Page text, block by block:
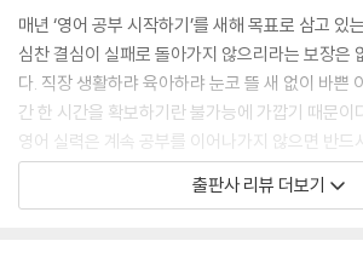
나가며
감사의 글
---「〈들어가며〉」중에서
구글 코리아에 입사한 뒤 몇 해 지나지 않았을 때
니케이션 팀에 있었고, 옆 팀 부서장에게 업무 협조
런 업무를 해야 하는데 당신네 팀에서 이 일을 맡
었어요. 저는 별생각 없이 습관적으로 ‘Can you’
부를 물어보았죠. “Can you finalize our
l design concept by next Friday?(다음 주 금
매년 ‘영어 공부 시작하기’를 새해 목표로 삼고 있
심찬 결심이 실패로 돌아가지 않으리라는 보장은
다. 직장 생활하랴 육아하랴 눈코 뜰 새 없이 바쁜
간 한 시간을 확보하기란 불가능에 가깝기 때문이
영어 실력은 계속 공부를 이어나가지 않으면 반드
제아무리 왕년에 토익 토플 고득점에 어학연수까
다는 사람도 예외가 아니다. 십 수 년간 집착에 가
출판사 리뷰 더보기